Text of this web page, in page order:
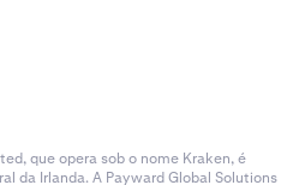
que opera sob o nome Kraken, é
da Irlanda. A Payward Global Solutions